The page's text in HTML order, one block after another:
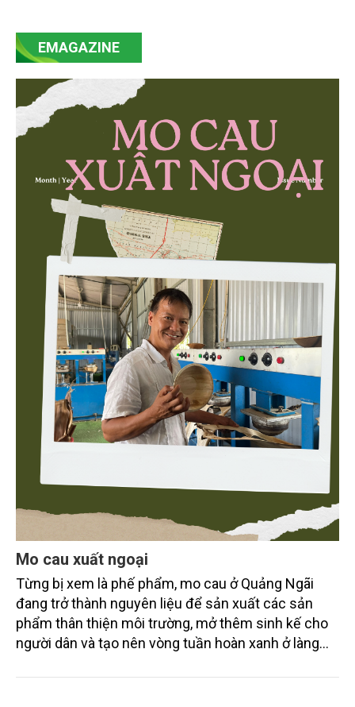
mạnh mẽ, thúc đẩy quá trình cải cách toàn diện,
minh bạch hóa chuỗi cung ứng và nâng cao hiệu
then chốt là nông nghiệp và môi trường.
EMAGAZINE
Mo cau xuất ngoại
Từng bị xem là phế phẩm, mo cau ở Quảng Ngãi
đang trở thành nguyên liệu để sản xuất các sản
phẩm thân thiện môi trường, mở thêm sinh kế cho
người dân và tạo nên vòng tuần hoàn xanh ở làng
chén, dĩa... từ mo cau đã được thị trường trong nước